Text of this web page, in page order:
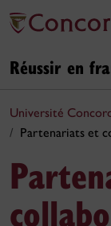
Réussir en
Université
Partenariats et